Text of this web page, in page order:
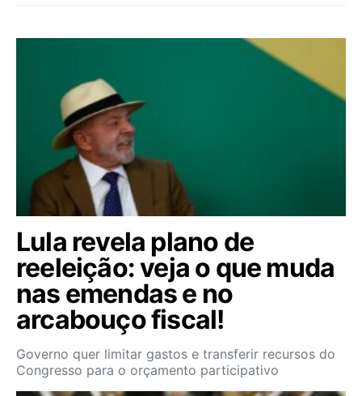
Lula revela plano de
reeleição: veja o que muda
nas emendas e no
arcabouço fiscal!
Governo quer limitar gastos e transferir recursos do
Congresso para o orçamento participativo